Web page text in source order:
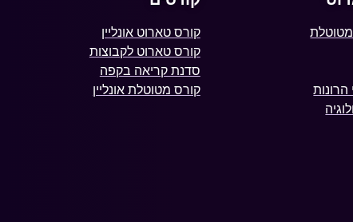
קורס טארוט אונליין
קורס טארוט לקבוצות
סדנת קריאה בקפה
קורס מטוטלת אונליין